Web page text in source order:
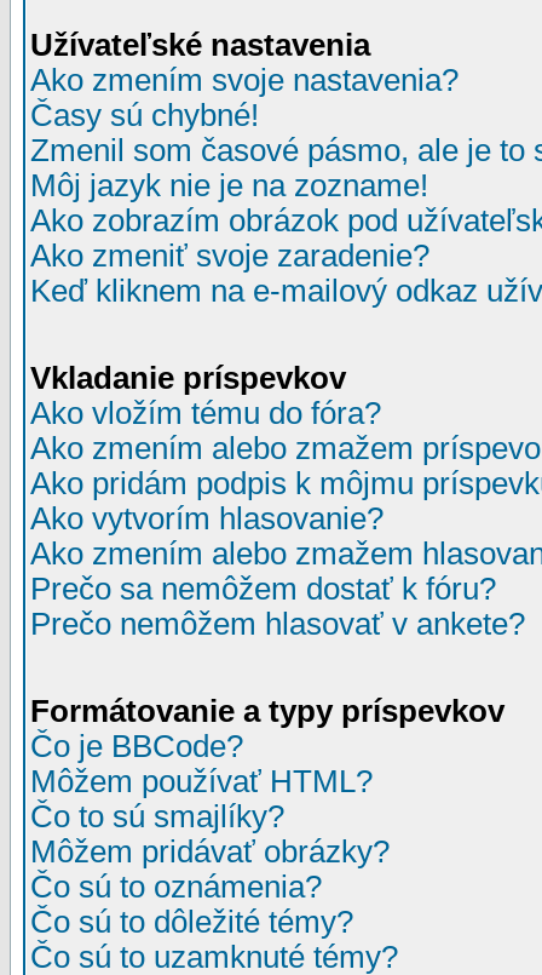
Užívateľské nastavenia
Ako zmením svoje nastavenia?
Časy sú chybné!
Zmenil som časové pásmo, ale je to
Môj jazyk nie je na zozname!
Ako zobrazím obrázok pod
Ako zmeniť svoje zaradenie?
Keď kliknem na e-mailový odkaz
Vkladanie príspevkov
Ako vložím tému do fóra?
Ako zmením alebo zmažem
Ako pridám podpis k môjmu
Ako vytvorím hlasovanie?
Ako zmením alebo zmažem
Prečo sa nemôžem dostať k fóru?
Prečo nemôžem hlasovať v ankete?
Formátovanie a typy príspevkov
Čo je BBCode?
Môžem používať HTML?
Čo to sú smajlíky?
Môžem pridávať obrázky?
Čo sú to oznámenia?
Čo sú to dôležité témy?
Čo sú to uzamknuté témy?